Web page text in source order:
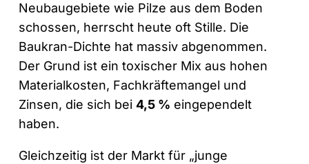
Neubaugebiete wie Pilze aus dem Boden
schossen, herrscht heute oft Stille. Die
Baukran-Dichte hat massiv abgenommen.
Der Grund ist ein toxischer Mix aus hohen
Materialkosten, Fachkräftemangel und
Zinsen, die sich bei 4,5 % eingependelt
haben.
Gleichzeitig ist der Markt für „junge